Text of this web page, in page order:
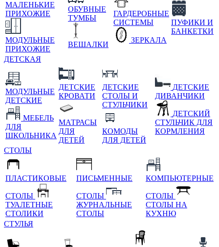
МАЛЕНЬКИЕ
ПРИХОЖИЕ
МОДУЛЬНЫЕ
ПРИХОЖИЕ
ОБУВНЫЕ
ТУМБЫ
ВЕШАЛКИ
ГАРДЕРОБНЫЕ
СИСТЕМЫ
ЗЕРКАЛА
ПУФИКИ И
БАНКЕТКИ
ДЕТСКАЯ
МОДУЛЬНЫЕ
ДЕТСКИЕ
МЕБЕЛЬ
ДЛЯ
ШКОЛЬНИКА
ДЕТСКИЕ
КРОВАТИ
МАТРАСЫ
ДЛЯ
ДЕТЕЙ
ДЕТСКИЕ
СТОЛЫ И
СТУЛЬЧИКИ
КОМОДЫ
ДЛЯ ДЕТЕЙ
ДЕТСКИЕ
ДИВАНЧИКИ
ДЕТСКИЙ
СТУЛЬЧИК ДЛЯ
КОРМЛЕНИЯ
СТОЛЫ
ПЛАСТИКОВЫЕ
СТОЛЫ
ТУАЛЕТНЫЕ
СТОЛИКИ
ПИСЬМЕННЫЕ
СТОЛЫ
ЖУРНАЛЬНЫЕ
СТОЛЫ
КОМПЬЮТЕРНЫЕ
СТОЛЫ
СТОЛЫ НА
КУХНЮ
СТУЛЬЯ